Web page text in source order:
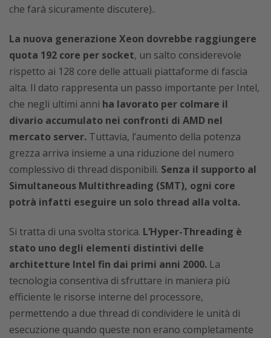
che farà sicuramente discutere)..
La nuova generazione Xeon dovrebbe raggiungere
quota 192 core per socket, un salto considerevole
rispetto ai 128 core delle attuali piattaforme di fascia
alta. Il dato rappresenta un passo importante per Intel,
che negli ultimi anni ha lavorato per colmare il
divario accumulato nei confronti di AMD nel
mercato server. Tuttavia, l’aumento della potenza
grezza arriva insieme a una riduzione del numero
complessivo di thread disponibili. Senza il supporto al
Simultaneous Multithreading (SMT), ogni core
potrà infatti eseguire un solo thread alla volta.
Si tratta di una svolta storica. L’Hyper-Threading è
stato uno degli elementi distintivi delle
architetture Intel fin dai primi anni 2000. La
tecnologia consentiva di sfruttare in maniera più
efficiente le risorse interne del processore,
permettendo a due thread di condividere le unità di
esecuzione quando queste non erano completamente